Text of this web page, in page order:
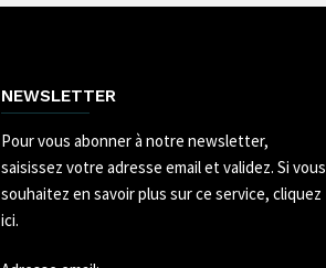
NEWSLETTER
Pour vous abonner à notre newsletter,
saisissez votre adresse email et validez. Si vous
souhaitez en savoir plus sur ce service, cliquez
ici.